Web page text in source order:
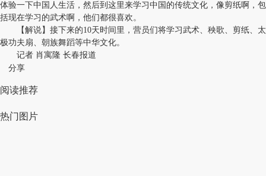
体验一下中国人生活，然后到这里来学习中国的传统文化，像剪纸啊，包
括现在学习的武术啊，他们都很喜欢。
【解说】接下来的10天时间里，营员们将学习武术、秧歌、剪纸、太
极功夫扇、朝族舞蹈等中华文化。
记者 肖寓隆 长春报道
分享
阅读推荐
热门图片